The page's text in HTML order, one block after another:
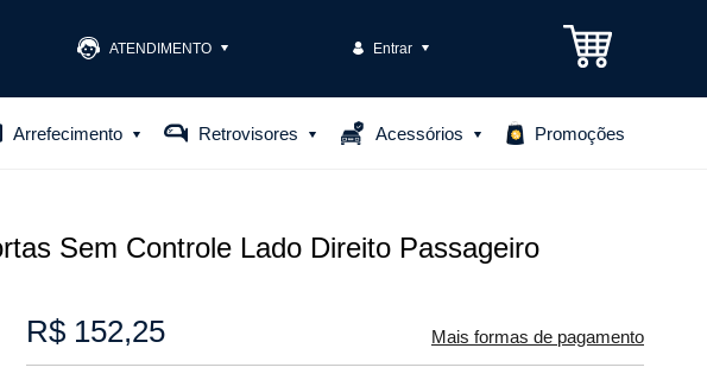
ATENDIMENTO
(48) 3301-1575
atendimento@casteloautopecas.com.br
Entrar
Arrefecimento Retrovisores Acessórios Promoções
Sem Controle Lado Direito Passageiro
R$ 152,25 Mais formas de pagamento